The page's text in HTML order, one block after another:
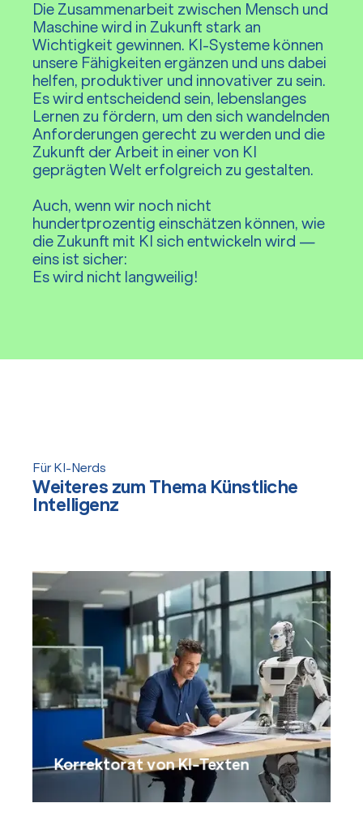
Die Zusammenarbeit zwischen Mensch und
Maschine wird in Zukunft stark an
Wichtigkeit gewinnen. KI-Systeme können
unsere Fähigkeiten ergänzen und uns dabei
helfen, produktiver und innovativer zu sein.
Es wird entscheidend sein, lebenslanges
Lernen zu fördern, um den sich wandelnden
Anforderungen gerecht zu werden und die
Zukunft der Arbeit in einer von KI
geprägten Welt erfolgreich zu gestalten.
Auch, wenn wir noch nicht
hundertprozentig einschätzen können, wie
die Zukunft mit KI sich entwickeln wird —
eins ist sicher:
Es wird nicht langweilig!
Für KI-Nerds
Weiteres zum Thema Künstliche
Intelligenz
Korrektorat von KI-Texten